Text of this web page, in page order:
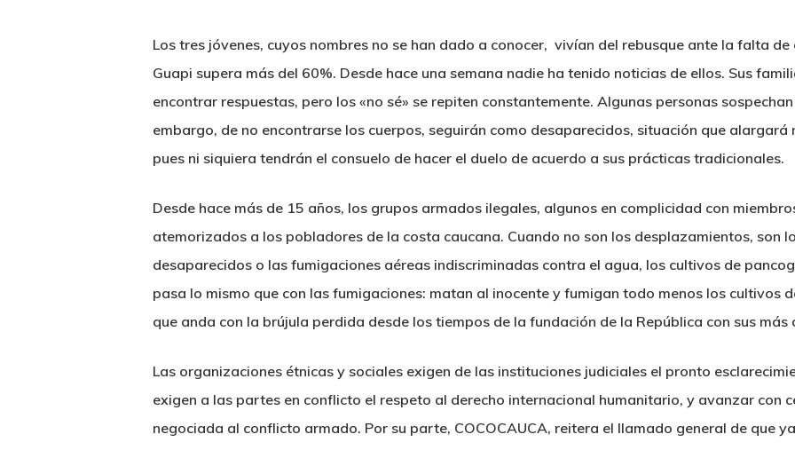
Los tres jóvenes, cuyos nombres no se han dado a conocer, vivían del rebusque ante la falta
Guapi supera más del 60%. Desde hace una semana nadie ha tenido noticias de ellos. Sus
encontrar respuestas, pero los «no sé» se repiten constantemente. Algunas personas
embargo, de no encontrarse los cuerpos, seguirán como desaparecidos, situación que
pues ni siquiera tendrán el consuelo de hacer el duelo de acuerdo a sus prácticas tradicionales.
Desde hace más de 15 años, los grupos armados ilegales, algunos en complicidad con
atemorizados a los pobladores de la costa caucana. Cuando no son los desplazamientos, son
desaparecidos o las fumigaciones aéreas indiscriminadas contra el agua, los cultivos de
pasa lo mismo que con las fumigaciones: matan al inocente y fumigan todo menos los cultivos
que anda con la brújula perdida desde los tiempos de la fundación de la República con sus más
Las organizaciones étnicas y sociales exigen de las instituciones judiciales el pronto
exigen a las partes en conflicto el respeto al derecho internacional humanitario, y avanzar con
negociada al conflicto armado. Por su parte, COCOCAUCA, reitera el llamado general de que